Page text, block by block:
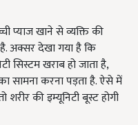
प्याज खाने से व्यक्ति की
अक्सर देखा गया है कि
सिस्टम खराब हो जाता है,
सामना करना पड़ता है. ऐसे में
की इम्यूनिटी बूस्ट होगी